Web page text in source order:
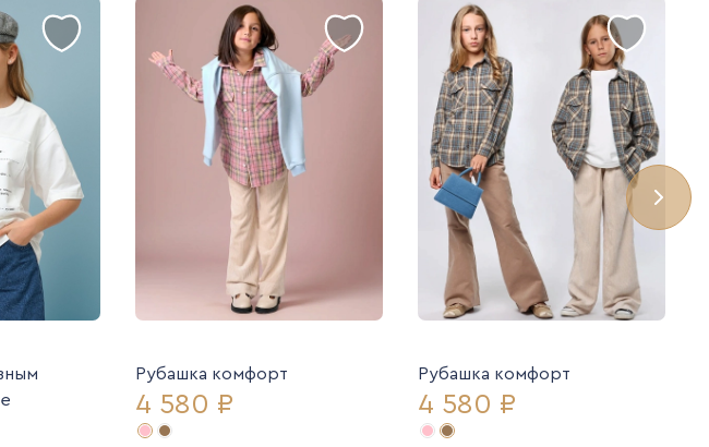
Рубашка комфорт
4 580 ₽
Рубашка комфорт
4 580 ₽